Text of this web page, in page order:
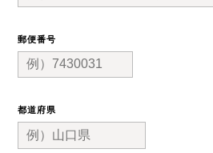
郵便番号
都道府県